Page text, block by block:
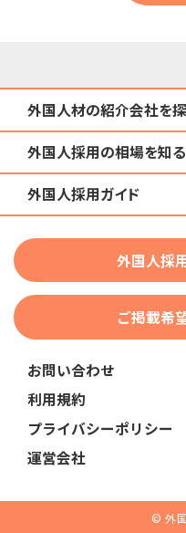
外国人材の紹介会社を
地域から検索する
国籍から検索する
在留資格から検索する
団体種別から探す
業界・職種から検索する
外国人採用の相場を知る
育成就労外国人の受け入れ
技人国・高度人材の受け入
外国人採用ガイド
特定技能
技術・人文知識・国際業務
助成金
教育・研修
人事・労務
採用サービス・ツール
外国人採
ご掲載希
お問い合わせ
利用規約
プライバシーポリシー
運営会社
© 外